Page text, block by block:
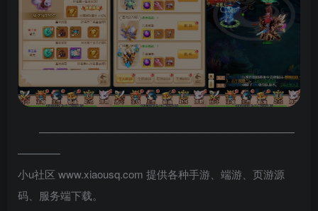
————————————————————————
————
小u社区 www.xiaousq.com 提供各种手游、端游、页游源
码、服务端下载。